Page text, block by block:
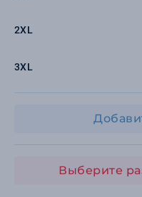
2XL
3XL
Выберите